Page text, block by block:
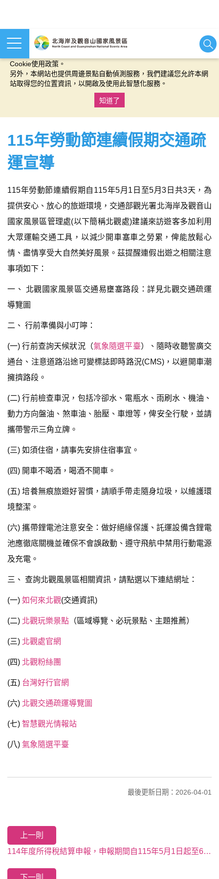
本網站使用cookies等相關技術以持續優化網站服務，並有助於為
Cookie使用政策。
另外，本網站也提供周邊景點自動偵測服務，我們建議您允許本網
站取得您的位置資訊，以開啟及使用此智慧化服務。
知道了
115年勞動節連續假期交通疏
運宣導
115年勞動節連續假期自115年5月1日至5月3日共3天，為
提供安心、放心的旅遊環境，交通部觀光署北海岸及觀音山
國家風景區管理處(以下簡稱北觀處)建議來訪遊客多加利用
大眾運輸交通工具，以減少開車塞車之勞累，俾能放鬆心
情、盡情享受大自然美好風景。茲提醒連假出遊之相關注意
事項如下：
一、 北觀國家風景區交通易壅塞路段：詳見北觀交通疏運
導覽圖
二、 行前準備與小叮嚀：
(一) 行前查詢天候狀況（氣象隨選平臺）、隨時收聽警廣交
通台、注意道路沿途可變標誌即時路況(CMS)，以避開車潮
擁擠路段。
(二) 行前檢查車況，包括冷卻水、電瓶水、雨刷水、機油、
動力方向盤油、煞車油、胎壓、車燈等，俾安全行駛，並請
攜帶警示三角立牌。
(三) 如須住宿，請事先安排住宿事宜。
(四) 開車不喝酒，喝酒不開車。
(五) 培養無痕旅遊好習慣，請順手帶走隨身垃圾，以維護環
境整潔。
(六) 攜帶鋰電池注意安全：做好絕緣保護、託運設備含鋰電
池應徹底關機並確保不會誤啟動、遵守飛航中禁用行動電源
及充電。
三、 查詢北觀風景區相關資訊，請點選以下連結網址：
(一) 如何來北觀(交通資訊)
(二) 北觀玩樂景點 （區域導覽、必玩景點、主題推薦）
(三) 北觀處官網
(四) 北觀粉絲團
(五) 台灣好行官網
(六) 北觀交通疏運導覽圖
(七) 智慧觀光情報站
(八) 氣象隨選平臺
最後更新日期：2026-04-01
上一則
114年度所得稅結算申報，申報期間自115年5月1日起至6月1日止，請多運用手機或網路辦理申報，快速又方便。
下一則